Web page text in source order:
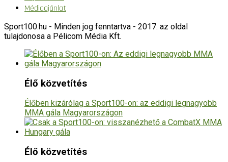
Médiaajánlat
Sport100.hu - Minden jog fenntartva - 2017. az oldal
tulajdonosa a Pélicom Média Kft.
Élő közvetítés
Élőben kizárólag a Sport100-on: az eddigi legnagyobb
MMA gála Magyarországon
Élő közvetítés